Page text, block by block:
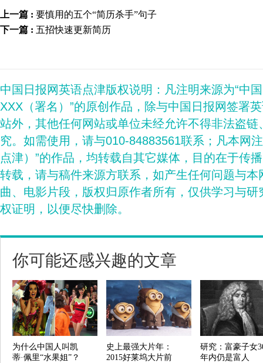
上一篇 : 要慎用的五个“简历杀手”句子
下一篇 : 五招快速更新简历
中国日报网英语点津版权说明：凡注明来源为“中
XXX（署名）”的原创作品，除与中国日报网签署
站外，其他任何网站或单位未经允许不得非法盗
究。如需使用，请与010-84883561联系；凡本网
点津）”的作品，均转载自其它媒体，目的在于传
转载，请与稿件来源方联系，如产生任何问题与
曲、电影片段，版权归原作者所有，仅供学习与
权证明，以便尽快删除。
你可能还感兴趣的文章
为什么中国人叫凯
蒂·佩里“水果姐”？
史上最强大片年：
2015好莱坞大片前
研究：富豪子女
年内仍是富人